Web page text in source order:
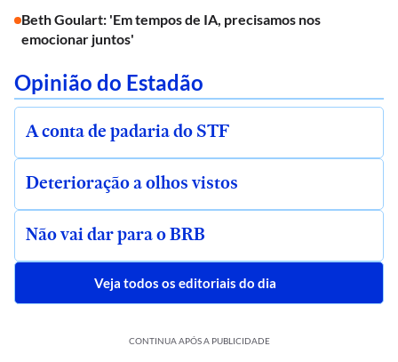
Beth Goulart: 'Em tempos de IA, precisamos nos
emocionar juntos'
Opinião do Estadão
A conta de padaria do STF
Deterioração a olhos vistos
Não vai dar para o BRB
Veja todos os editoriais do dia
CONTINUA APÓS A PUBLICIDADE